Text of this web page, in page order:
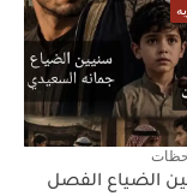
الضياع الفصل